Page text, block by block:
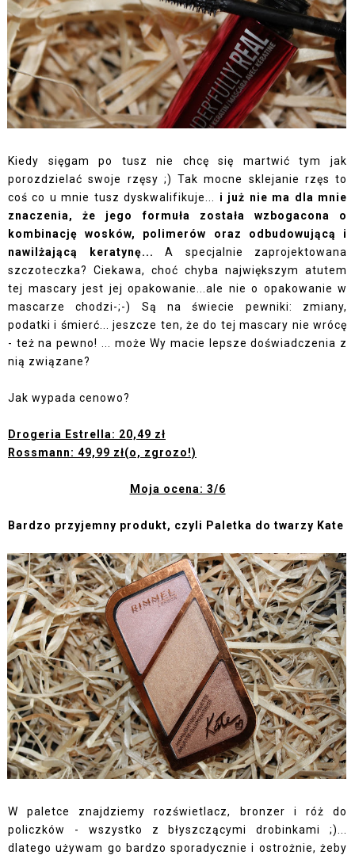
Kiedy sięgam po tusz nie chcę się martwić tym jak
porozdzielać swoje rzęsy ;) Tak mocne sklejanie rzęs to
coś co u mnie tusz dyskwalifikuje... i już nie ma dla mnie
znaczenia, że jego formuła została wzbogacona o
kombinację wosków, polimerów oraz odbudowującą i
nawilżającą keratynę... A specjalnie zaprojektowana
szczoteczka? Ciekawa, choć chyba największym atutem
tej mascary jest jej opakowanie...ale nie o opakowanie w
mascarze chodzi-;-) Są na świecie pewniki: zmiany,
podatki i śmierć... jeszcze ten, że do tej mascary nie wrócę
- też na pewno! ... może Wy macie lepsze doświadczenia z
nią związane?
Jak wypada cenowo?
Drogeria Estrella: 20,49 zł
Rossmann: 49,99 zł(o, zgrozo!)
Moja ocena: 3/6
Bardzo przyjemny produkt, czyli Paletka do twarzy Kate
W paletce znajdziemy rozświetlacz, bronzer i róż do
policzków - wszystko z błyszczącymi drobinkami ;)...
dlatego używam go bardzo sporadycznie i ostrożnie, żeby